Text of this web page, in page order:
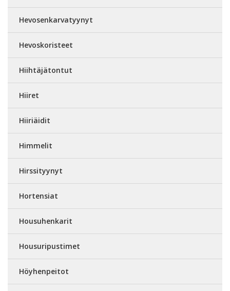
Hevosenkarvatyynyt
Hevoskoristeet
Hiihtäjätontut
Hiiret
Hiiriäidit
Himmelit
Hirssityynyt
Hortensiat
Housuhenkarit
Housuripustimet
Höyhenpeitot